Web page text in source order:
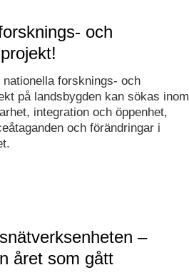
och
nationella forsknings- och
på landsbygden kan sökas inom
integration och öppenhet,
och förändringar i
–
året som gått